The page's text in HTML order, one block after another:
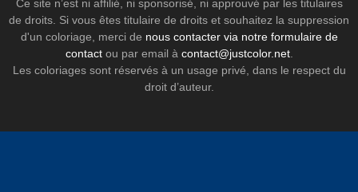
Ce site n’est ni affilié, ni sponsorisé, ni approuvé par les titulaires
de droits. Si vous êtes titulaire de droits et souhaitez la suppression
d'un coloriage, merci de nous contacter via notre formulaire de
contactou par email à contact@justcolor.net.
Les coloriages sont réservés à un usage privé, dans le respect du
droit d’auteur.